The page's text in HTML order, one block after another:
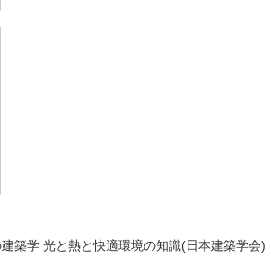
築学 光と熱と快適環境の知識(日本建築学会)